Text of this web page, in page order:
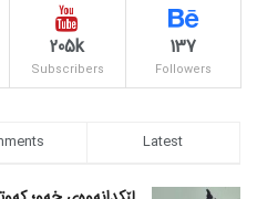
137
Followers
205k
Subscribers
Latest